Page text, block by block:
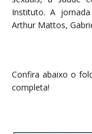
Instituto. A
Arthur Mattos,
Confira abaixo o
completa!